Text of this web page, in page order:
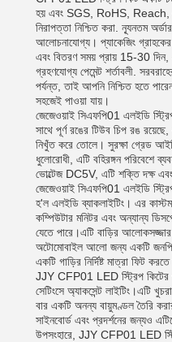
হয় এবং SGS, RoHS, Reach,
নিরাপত্তা নিশ্চিত করা. ন্যূনতম
আলোচনাযোগ্য। প্যাকেজিং গ্রাহকের
এবং বিতরণ সময় প্রায় 15-30 দিন,
গ্রহণযোগ্য পেমেন্ট শর্তাবলী.
পর্যন্ত, তাই আপনি নিশ্চিত হতে
সহজেই পাওয়া যায়।
জেজেওয়াই সিএফপি01 এলইডি
সাথে পূর্ণ রঙের টিউব চিপ রঙ
নিখুঁত করে তোলে। সুরক্ষা গ্রেড
ধুলোরোধী, এটি বহিরঙ্গন পরিবেশে
ভোল্টেজ DC5V, এটি শক্তি দক্ষ এবং
জেজেওয়াই সিএফপি01 এলইডি
হ'ল এলইডি ব্যাকলাইটিং। এর
কম্পিউটার মনিটর এবং অন্যান্য
যেতে পারে।এটি বাড়ির
অটোমোবাইল আলো জন্য একটি
একটি গাড়ির নির্দিষ্ট মাত্রা ফিট
JJY CFP01 LED স্ট্রিপ কিটের
সেটিংসে অ্যাকসেন্ট লাইটিং।এটি
বার একটি অনন্য বায়ুমণ্ডল তৈরি
সাইনবোর্ড এবং প্রদর্শনের জন্যও
উপসংহারে, JJY CFP01 LED